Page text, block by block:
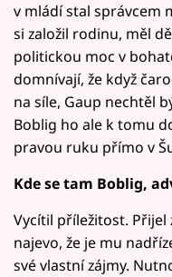
v mládí stal správcem
si založil rodinu, měl
politickou moc v
domnívají, že když
na síle, Gaup nechtěl
Boblig ho ale k tomu
pravou ruku přímo v
Kde se tam Boblig,
Vycítil příležitost. Přijel
najevo, že je mu
své vlastní zájmy.